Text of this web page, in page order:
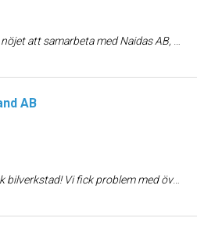
släpvagnar var både smidig och effektiv, med en utmärkt flotta av fordon som uppfyllde våra behov perfekt. Rekonditioneringen av våra fordon överträffade våra förväntningar. Naidas AB:s noggrannhet och professionalism har gett våra fordon ett nytt liv, vilket återspeglas i deras utseende och prestanda. Jag rekommenderar varmt Naidas AB för företag som söker pålitliga och professionella tjänster inom dessa områden. Deras engagemang för kvalitet och kundnöjdhet är verkligen imponerande.
AB
av bilverkstäder fick vi slutligen kontakt med denna. Vilken lyckoträff det visade sig vara! Det konstaterades att såväl en trasig vattenpump som kamrem och termostat behövde bytas. Trots att det var klämdag lyckades de duktiga killarna både ordna fram de delar som behövdes ända från Jönköping och reparera bilen så att vi kunde köra vidare samma eftermiddag. Vi var överlyckliga och kan verkligen rekommendera denna verkstad. Helt outstanding!